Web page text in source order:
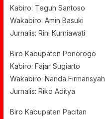
Kabiro: Teguh Santoso
Wakabiro: Amin Basuki
Jurnalis: Rini Kurniawati
Biro Kabupaten Ponorogo
Kabiro: Fajar Sugiarto
Wakabiro: Nanda Firmansyah
Jurnalis: Riko Aditya
Biro Kabupaten Pacitan